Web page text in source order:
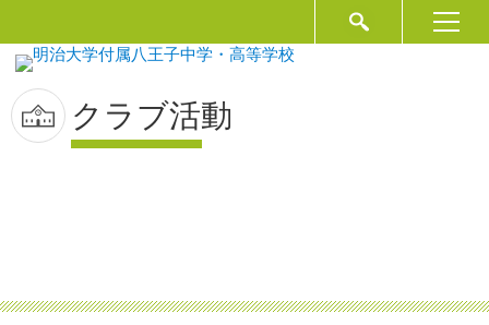
クラブ活動